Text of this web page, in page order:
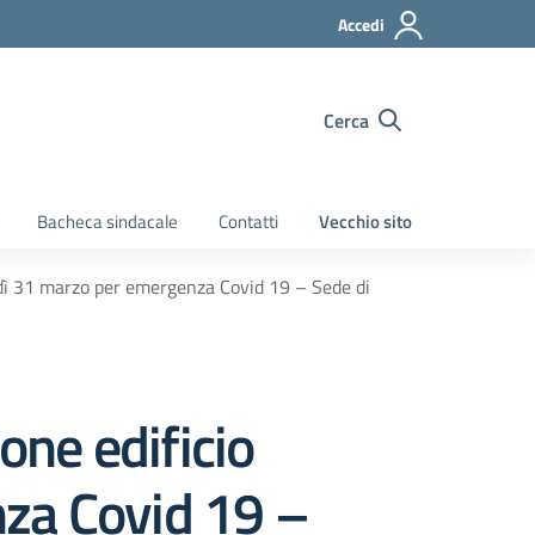
Accedi
Cerca
Bacheca sindacale Contatti Vecchio sito
marzo per emergenza Covid 19 – Sede di
edificio
Covid 19 –